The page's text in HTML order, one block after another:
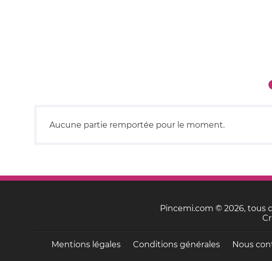
Aucune partie remportée pour le moment.
Pincemi.com © 2026, tous
Mentions légales Conditions générales Nous